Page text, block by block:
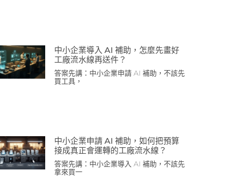
中小企業導入 AI 補助，怎麼先畫好
工廠流水線再送件？
答案先講：中小企業申請 AI 補助，不該先
買工具，
中小企業申請 AI 補助，如何把預算
接成真正會運轉的工廠流水線？
答案先講：中小企業導入 AI 補助，不該先
拿來買一